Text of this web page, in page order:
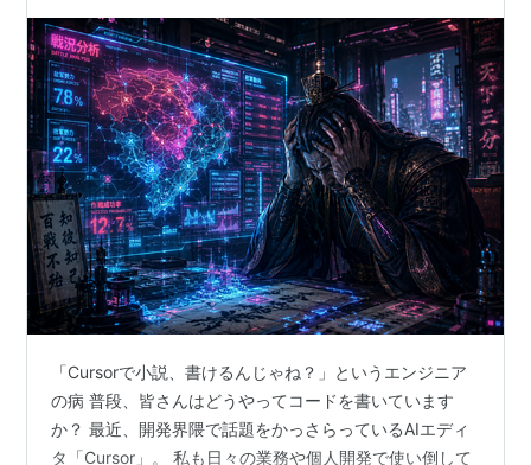
「Cursorで小説、書けるんじゃね？」というエンジニア
の病 普段、皆さんはどうやってコードを書いています
か？ 最近、開発界隈で話題をかっさらっているAIエディ
タ「Cursor」。 私も日々の業務や個人開発で使い倒して